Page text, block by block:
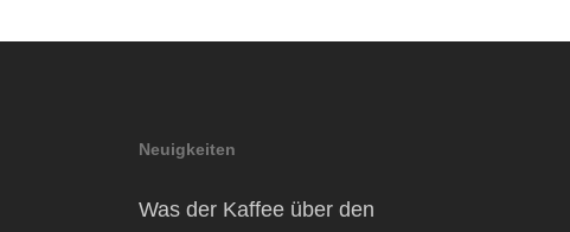
Neuigkeiten
Was der Kaffee über den